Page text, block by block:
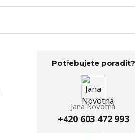
Potřebujete poradit?
Jana Novotná
+420 603 472 993